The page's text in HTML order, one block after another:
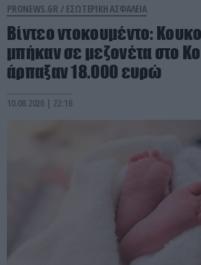
PRONEWS.GR / ΕΣΩΤΕΡΙΚΗ ΑΣΦΑΛΕΙΑ
Βίντεο ντοκουμέντο:
μπήκαν σε μεζονέτα στο
άρπαξαν 18.000 ευρώ
10.08.2026 | 22:16